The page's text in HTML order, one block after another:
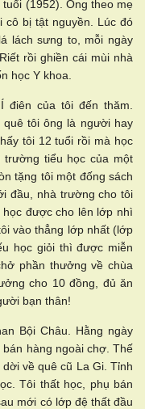
(1952). Ông theo mẹ
cô bị tật nguyền. Lúc đó
lách sưng to, mỗi ngày
rồi ghiền cái mùi nhà
học Y khoa.
điên của tôi đến thăm.
tôi ông là người hay
tôi 12 tuổi rồi mà học
tiểu học của một
tặng tôi một đống sách
đầu, nhà trường cho tôi
được cho lên lớp nhì
vào thẳng lớp nhất (lớp
học giỏi thì được miễn
phần thưởng về chùa
cho 10 đồng, đủ ăn
bạn thân!
Bội Châu. Hằng ngày
hàng ngoài chợ. Thế
về quê cũ La Gi. Tỉnh
Tôi thất học, phụ bán
mới có lớp đệ thất đầu